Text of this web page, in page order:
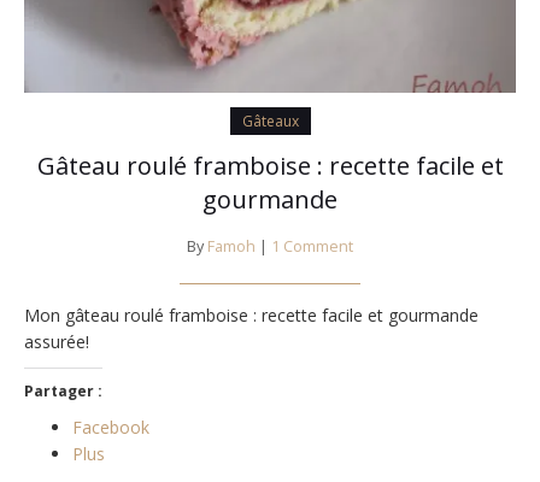
Gâteaux
Gâteau roulé framboise : recette facile et
gourmande
By Famoh | 1 Comment
Mon gâteau roulé framboise : recette facile et gourmande
assurée!
Partager :
Facebook
Plus